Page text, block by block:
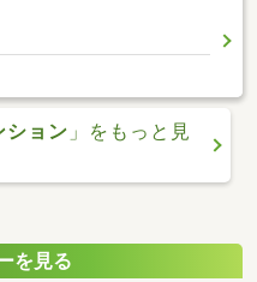
ション 」をもっと見
を見る